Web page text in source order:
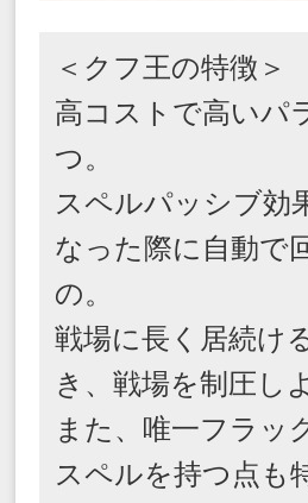
＜クフ王の特徴＞
高コストで高いパ
つ。
スペルパッシブ効
なった際に自動で
の。
戦場に長く居続け
き、戦場を制圧し
また、唯一フラッ
スペルを持つ点も